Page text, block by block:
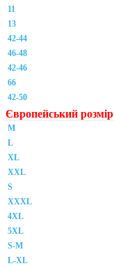
11
13
42-44
46-48
42-46
66
42-50
Європейський розмір
M
L
XL
XXL
S
XXXL
4XL
5XL
S-M
L-XL